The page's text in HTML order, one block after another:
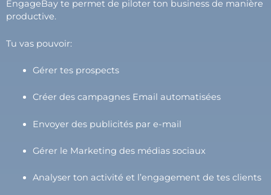
EngageBay te permet de piloter ton business de manière
productive.
Tu vas pouvoir:
Gérer tes prospects
Créer des campagnes Email automatisées
Envoyer des publicités par e-mail
Gérer le Marketing des médias sociaux
Analyser ton activité et l’engagement de tes clients